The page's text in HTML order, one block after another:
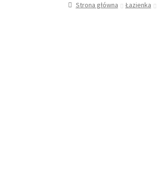
Strona główna Łazienka